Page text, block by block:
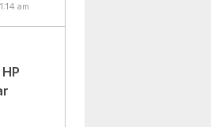
am